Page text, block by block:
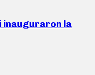
inauguraron la